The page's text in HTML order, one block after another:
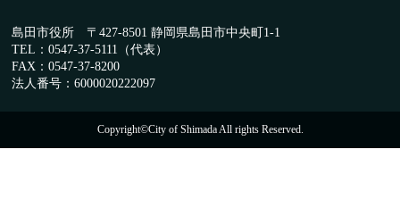
島田市役所 〒427-8501 静岡県島田市中央町1-1
TEL：0547-37-5111（代表）
FAX：0547-37-8200
法人番号：6000020222097
Copyright©City of Shimada All rights Reserved.